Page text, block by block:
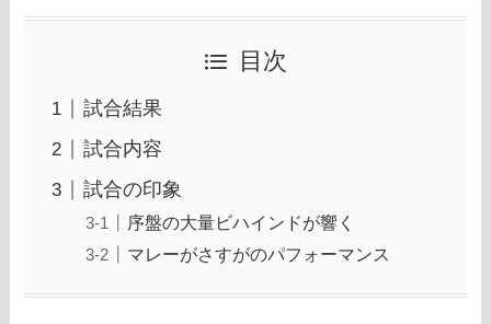
目次
試合結果
試合内容
試合の印象
序盤の大量ビハインドが響く
マレーがさすがのパフォーマンス